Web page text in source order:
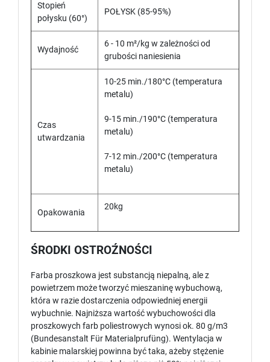
Stopień
połysku (60°)
POŁYSK (85-95%)
Wydajność
6 - 10 m²/kg w zależności od
grubości naniesienia
Czas
utwardzania
10-25 min./180°C (temperatura
metalu)
9-15 min./190°C (temperatura
metalu)
7-12 min./200°C (temperatura
metalu)
Opakowania
20kg
ŚRODKI OSTROŹNOŚCI
Farba proszkowa jest substancją niepalną, ale z
powietrzem może tworzyć mieszaninę wybuchową,
która w razie dostarczenia odpowiedniej energii
wybuchnie. Najniższa wartość wybuchowości dla
proszkowych farb poliestrowych wynosi ok. 80 g/m3
(Bundesanstalt Für Materialprufüng). Wentylacja w
kabinie malarskiej powinna być taka, ażeby stężenie